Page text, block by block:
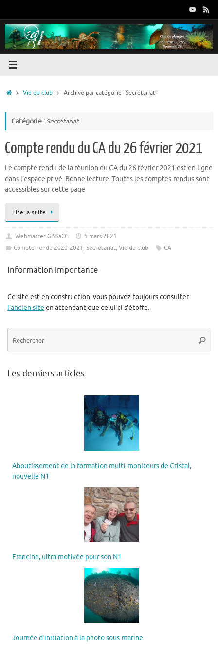
contenu
AccueilVie du club Archive par catégorie "Secrétariat"
Catégorie :Secrétariat
Compte rendu du CA du 26 février 2021
Le compte rendu de la réunion du CA du 26 février 2021 est en ligne
dans l’espace privé. Bonne lecture. Toutes les comptes-rendus sont
accessibles sur cette page
Lire la suite
Webmaster GISSaCG
5 mars 2021
Compte-rendu 2020-2021, Secrétariat, Vie du club CA
Information importante
Ce site est en construction. vous pouvez toujours consulter
l’ancien site en attendant que celui ci s’étoffe.
Les derniers articles
Aboutissement de la formation multi-moniteurs de Cristal,
nouvelle N1
Francine, ultra motivée pour son N1
Journée d’initiation à la photo sous-marine